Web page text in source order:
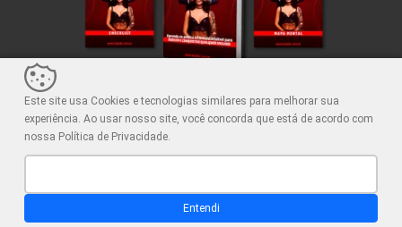
Principais Artigos Publicidade:
Este site usa Cookies e tecnologias similares para melhorar sua
experiência. Ao usar nosso site, você concorda que está de acordo com
nossa Política de Privacidade.
Entendi